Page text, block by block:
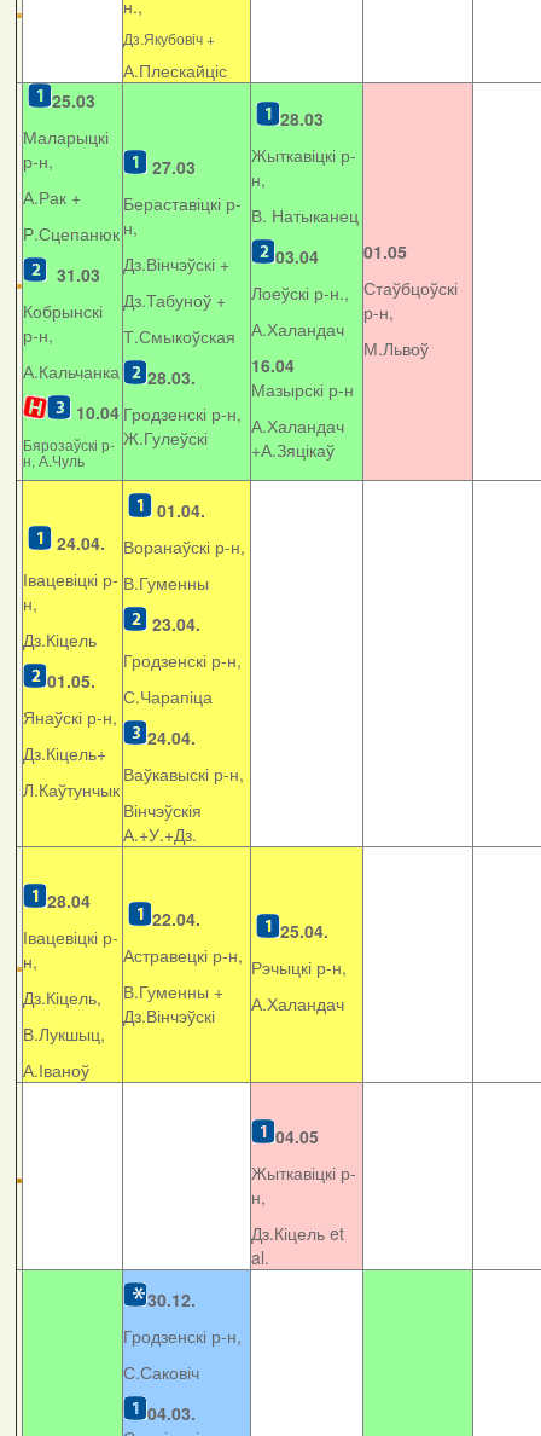
н.,
Дз.Якубовіч +
А.Плескайціс
25.03
Маларыцкі
р-н,
А.Рак +
Р.Сцепанюк
31.03
Кобрынскі
р-н,
А.Кальчанка
10.04
Бярозаўскі р-
н, А.Чуль
27.03
Бераставіцкі р-
н,
Дз.Вінчэўскі +
Дз.Табуноў +
Т.Смыкоўская
28.03.
Гродзенскі р-н,
Ж.Гулеўскі
28.03
Жыткавіцкі р-
н,
В. Натыканец
03.04
Лоеўскі р-н.,
А.Халандач
16.04
Мазырскі р-н
А.Халандач
+А.Зяцікаў
01.05
Стаўбцоўскі
р-н,
М.Львоў
24.04.
Івацевіцкі р-
н,
Дз.Кіцель
01.05.
Янаўскі р-н,
Дз.Кіцель+
Л.Каўтунчык
01.04.
Воранаўскі р-н,
В.Гуменны
23.04.
Гродзенскі р-н,
С.Чарапіца
24.04.
Ваўкавыскі р-н,
Вінчэўскія
А.+У.+Дз.
28.04
Івацевіцкі р-
н,
Дз.Кіцель,
В.Лукшыц,
А.Іваноў
22.04.
Астравецкі р-н,
В.Гуменны +
Дз.Вінчэўскі
25.04.
Рэчыцкі р-н,
А.Халандач
04.05
Жыткавіцкі р-
н,
Дз.Кіцель et
al.
30.12.
Гродзенскі р-н,
С.Саковіч
04.03.